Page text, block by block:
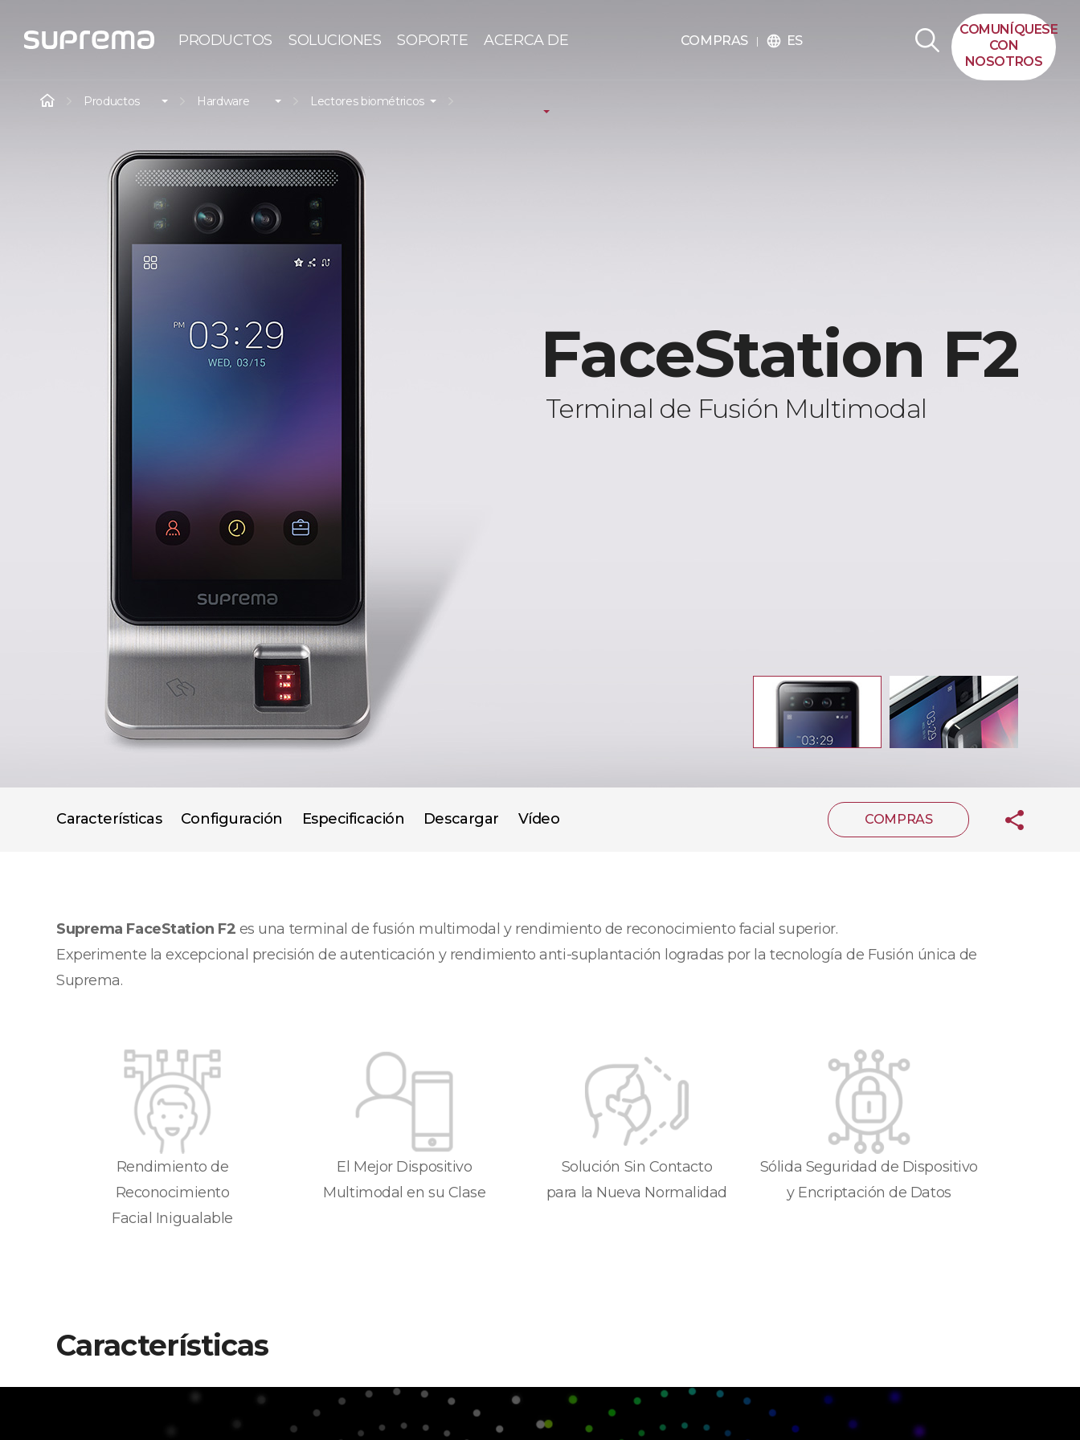
PRODUCTOS SOLUCIONES SOPORTE ACERCA DE COMPRAS language ES
COMUNÍQUESE
CON
NOSOTROS
FaceStation F2
Terminal de Fusión Multimodal
Productos Hardware Lectores biométricos
Características Configuración Especificación Descargar Vídeo COMPRAS
Suprema FaceStation F2 es una terminal de fusión multimodal y rendimiento de reconocimiento facial superior.
Experimente la excepcional precisión de autenticación y rendimiento anti-suplantación logradas por la tecnología de Fusión única de
Suprema.
Rendimiento de
Reconocimiento
Facial Inigualable
El Mejor Dispositivo
Multimodal en su Clase
Solución Sin Contacto
para la Nueva Normalidad
Sólida Seguridad de Dispositivo
y Encriptación de Datos
Características